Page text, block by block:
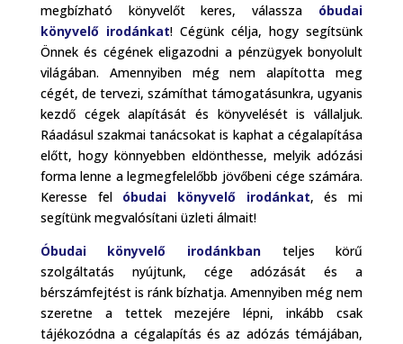
megbízható könyvelőt keres, válassza óbudai
könyvelő irodánkat! Cégünk célja, hogy segítsünk
Önnek és cégének eligazodni a pénzügyek bonyolult
világában. Amennyiben még nem alapította meg
cégét, de tervezi, számíthat támogatásunkra, ugyanis
kezdő cégek alapítását és könyvelését is vállaljuk.
Ráadásul szakmai tanácsokat is kaphat a cégalapítása
előtt, hogy könnyebben eldönthesse, melyik adózási
forma lenne a legmegfelelőbb jövőbeni cége számára.
Keresse fel óbudai könyvelő irodánkat, és mi
segítünk megvalósítani üzleti álmait!
Óbudai könyvelő irodánkban teljes körű
szolgáltatás nyújtunk, cége adózását és a
bérszámfejtést is ránk bízhatja. Amennyiben még nem
szeretne a tettek mezejére lépni, inkább csak
tájékozódna a cégalapítás és az adózás témájában,